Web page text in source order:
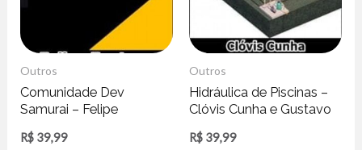
Outros
Comunidade Dev
Samurai – Felipe
R$ 39,99
Outros
Hidráulica de Piscinas –
Clóvis Cunha e Gustavo
R$ 39,99